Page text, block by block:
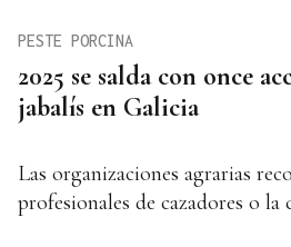
2025 se salda con once
jabalís en Galicia
PESTE PORCINA
Las organizaciones agrarias
profesionales de cazadores o